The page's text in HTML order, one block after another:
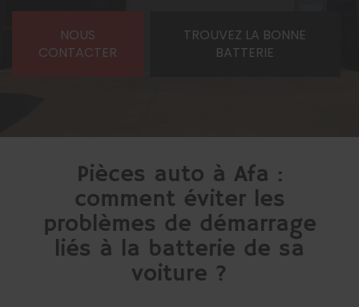
NOUS
CONTACTER
TROUVEZ LA BONNE
BATTERIE
Pièces auto à Afa :
comment éviter les
problèmes de démarrage
liés à la batterie de sa
voiture ?